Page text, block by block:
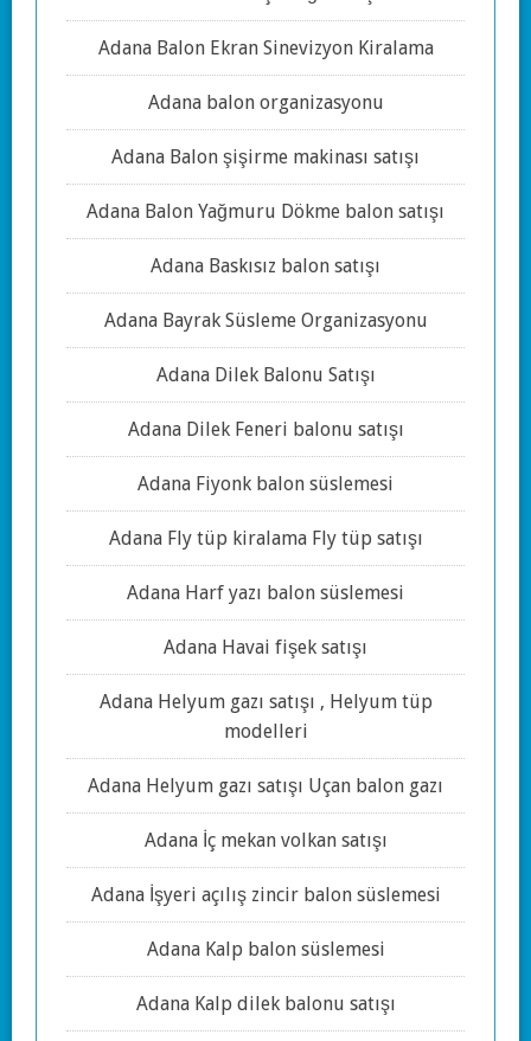
Adana Balon Ekran Sinevizyon Kiralama
Adana balon organizasyonu
Adana Balon şişirme makinası satışı
Adana Balon Yağmuru Dökme balon satışı
Adana Baskısız balon satışı
Adana Bayrak Süsleme Organizasyonu
Adana Dilek Balonu Satışı
Adana Dilek Feneri balonu satışı
Adana Fiyonk balon süslemesi
Adana Fly tüp kiralama Fly tüp satışı
Adana Harf yazı balon süslemesi
Adana Havai fişek satışı
Adana Helyum gazı satışı , Helyum tüp
modelleri
Adana Helyum gazı satışı Uçan balon gazı
Adana İç mekan volkan satışı
Adana İşyeri açılış zincir balon süslemesi
Adana Kalp balon süslemesi
Adana Kalp dilek balonu satışı